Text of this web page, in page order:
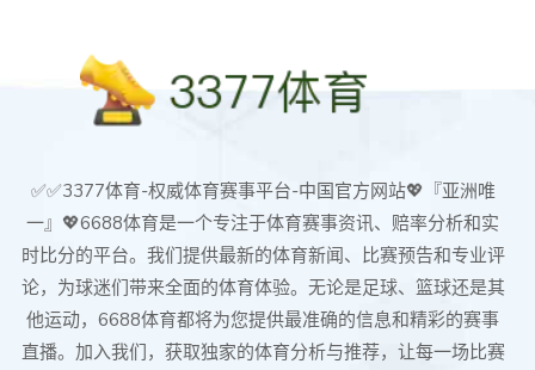
✅✅3377体育-权威体育赛事平台-中国官方网站💖『亚洲唯
一』💖6688体育是一个专注于体育赛事资讯、赔率分析和实
时比分的平台。我们提供最新的体育新闻、比赛预告和专业评
论，为球迷们带来全面的体育体验。无论是足球、篮球还是其
他运动，6688体育都将为您提供最准确的信息和精彩的赛事
直播。加入我们，获取独家的体育分析与推荐，让每一场比赛